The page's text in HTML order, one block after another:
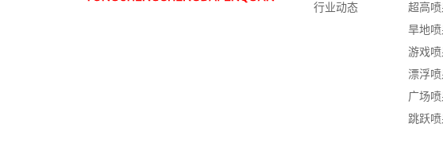
行业动态
超高喷
旱地喷
游戏喷
漂浮喷
广场喷
跳跃喷